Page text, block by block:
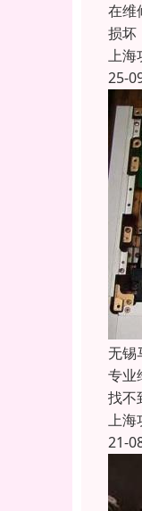
在维
损坏‌
上海
25-
无锡
专业
找不
上海
21-